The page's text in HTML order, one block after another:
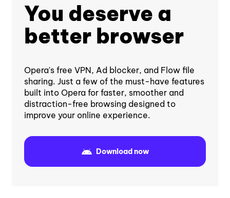
You deserve a
better browser
Opera's free VPN, Ad blocker, and Flow file
sharing. Just a few of the must-have features
built into Opera for faster, smoother and
distraction-free browsing designed to
improve your online experience.
Download now